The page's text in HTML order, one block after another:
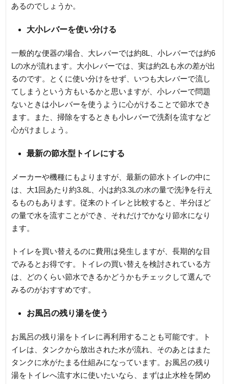
あるのでしょうか。
大小レバーを使い分ける
一般的な便器の場合、大レバーでは約8L、小レバーでは約6
Lの水が流れます。大小レバーでは、実は約2Lも水の差が出
るのです。とくに使い分けをせず、いつも大レバーで流し
てしまうという方もいるかと思いますが、小レバーで問題
ないときは小レバーを使うように心がけることで節水でき
ます。また、掃除をするときも小レバーで洗剤を流すなど
心がけましょう。
最新の節水型トイレにする
メーカーや機種にもよりますが、最新の節水トイレの中に
は、大1回あたり約3.8L、小は約3.3Lの水の量で洗浄を行え
るものもあります。従来のトイレと比較すると、半分ほど
の量で水を流すことができ、それだけでかなり節水になり
ます。
トイレを買い替えるのに費用は発生しますが、長期的な目
でみるとお得です。トイレの買い替えを検討されている方
は、どのくらい節水できるかどうかもチェックして選んで
みるのがおすすめです。
お風呂の残り湯を使う
お風呂の残り湯をトイレに再利用することも可能です。ト
イレは、タンクから放出された水が流れ、そのあとはまた
タンクに水がたまる仕組みになっています。お風呂の残り
湯をトイレへ流す水に使いたいなら、まずは止水栓を閉め